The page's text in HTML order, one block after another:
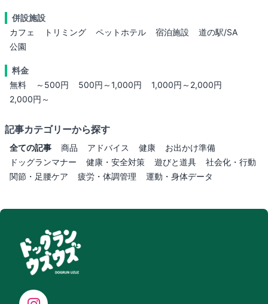
併設施設
カフェ
トリミング ペットホテル 宿泊施設
道の駅/SA
公園
料金
無料
～500円 500円～1,000円
1,000円～2,000円
2,000円～
記事カテゴリーから探す
全ての記事 商品 アドバイス 健康
お出かけ準備
ドッグランマナー
健康・安全対策 遊びと道具
社会化・行動
関節・足腰ケア
疲労・体調管理 運動・身体データ